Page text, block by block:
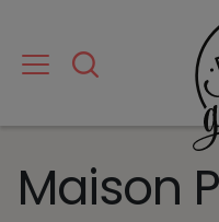
Maison